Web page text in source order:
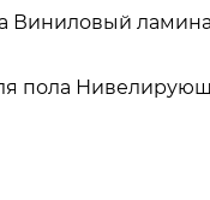
Виниловый
пола